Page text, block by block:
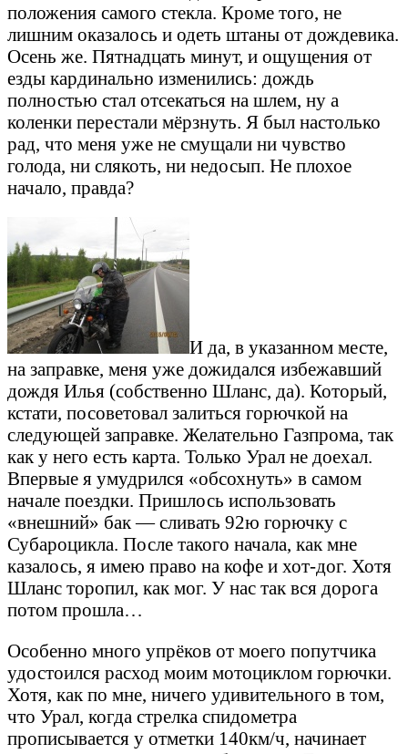
положения самого стекла. Кроме того, не
лишним оказалось и одеть штаны от дождевика.
Осень же. Пятнадцать минут, и ощущения от
езды кардинально изменились: дождь
полностью стал отсекаться на шлем, ну а
коленки перестали мёрзнуть. Я был настолько
рад, что меня уже не смущали ни чувство
голода, ни слякоть, ни недосып. Не плохое
начало, правда?
И да, в указанном месте,
на заправке, меня уже дожидался избежавший
дождя Илья (собственно Шланс, да). Который,
кстати, посоветовал залиться горючкой на
следующей заправке. Желательно Газпрома, так
как у него есть карта. Только Урал не доехал.
Впервые я умудрился «обсохнуть» в самом
начале поездки. Пришлось использовать
«внешний» бак — сливать 92ю горючку с
Субароцикла. После такого начала, как мне
казалось, я имею право на кофе и хот-дог. Хотя
Шланс торопил, как мог. У нас так вся дорога
потом прошла…
Особенно много упрёков от моего попутчика
удостоился расход моим мотоциклом горючки.
Хотя, как по мне, ничего удивительного в том,
что Урал, когда стрелка спидометра
прописывается у отметки 140км/ч, начинает